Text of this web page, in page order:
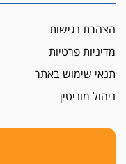
הצהרת נגישות
מדיניות פרטיות
תנאי שימוש באתר
ניהול מוניטין